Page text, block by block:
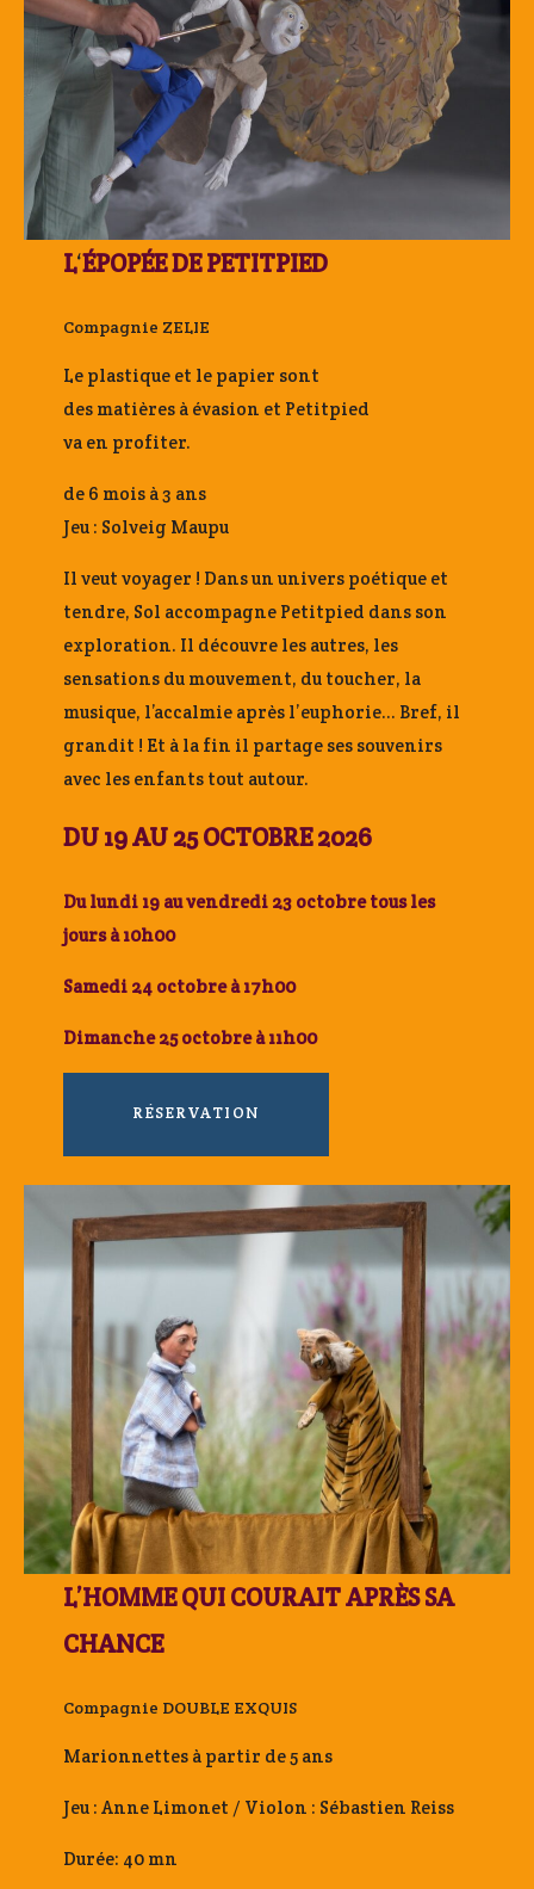
L‘ÉPOPÉE DE PETITPIED
Compagnie ZELIE
Le plastique et le papier sont
des matières à évasion et Petitpied
va en profiter.
de 6 mois à 3 ans
Jeu : Solveig Maupu
Il veut voyager ! Dans un univers poétique et
tendre, Sol accompagne Petitpied dans son
exploration. Il découvre les autres, les
sensations du mouvement, du toucher, la
musique, l’accalmie après l’euphorie… Bref, il
grandit ! Et à la fin il partage ses souvenirs
avec les enfants tout autour.
DU 19 AU 25 OCTOBRE 2026
Du lundi 19 au vendredi 23 octobre tous les
jours à 10h00
Samedi 24 octobre à 17h00
Dimanche 25 octobre à 11h00
RÉSERVATION
L’HOMME QUI COURAIT APRÈS SA
CHANCE
Compagnie DOUBLE EXQUIS
Marionnettes à partir de 5 ans
Jeu : Anne Limonet / Violon : Sébastien Reiss
Durée: 40 mn